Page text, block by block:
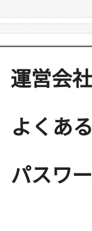
運営会社
よくあ
パスワ